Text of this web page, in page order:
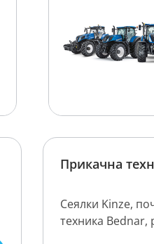
Прикачна
Сеялки Kinze,
техника Bednar,